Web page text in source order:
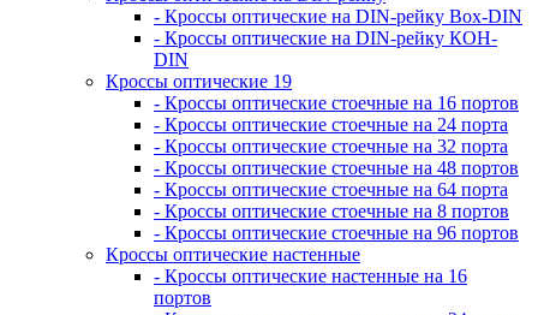
- Кроссы оптические на DIN-рейку Box-DIN
- Кроссы оптические на DIN-рейку КОН-
DIN
Кроссы оптические 19
- Кроссы оптические стоечные на 16 портов
- Кроссы оптические стоечные на 24 порта
- Кроссы оптические стоечные на 32 порта
- Кроссы оптические стоечные на 48 портов
- Кроссы оптические стоечные на 64 порта
- Кроссы оптические стоечные на 8 портов
- Кроссы оптические стоечные на 96 портов
Кроссы оптические настенные
- Кроссы оптические настенные на 16
портов